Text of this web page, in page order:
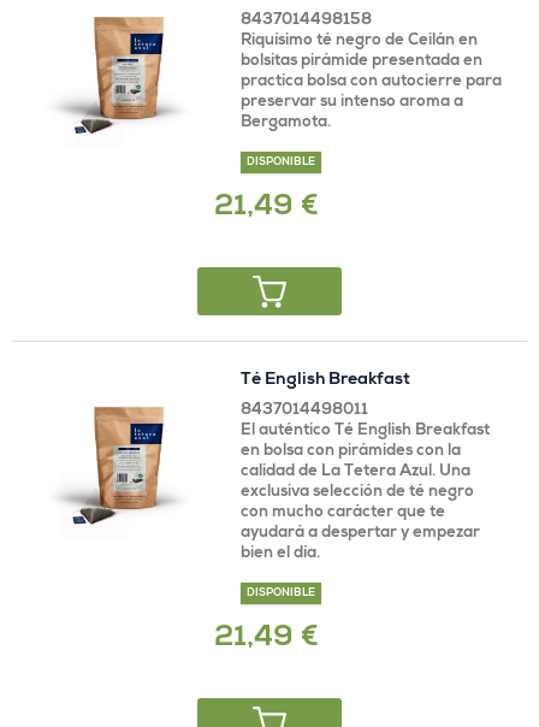
8437014498158
Riquísimo té negro de Ceilán en
bolsitas pirámide presentada en
practica bolsa con autocierre para
preservar su intenso aroma a
Bergamota.
DISPONIBLE
21,49 €
Té English Breakfast
8437014498011
El auténtico Té English Breakfast
en bolsa con pirámides con la
calidad de La Tetera Azul. Una
exclusiva selección de té negro
con mucho carácter que te
ayudará a despertar y empezar
bien el día.
DISPONIBLE
21,49 €